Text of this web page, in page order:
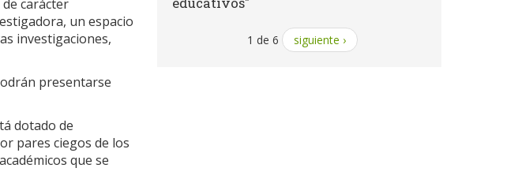
carácter
un espacio
investigaciones,
presentarse
dotado de
pares ciegos de los
que se
1 de 6 siguiente ›